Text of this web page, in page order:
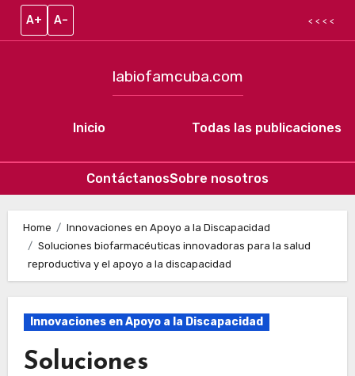
A+ A– < < < <
Inicio
labiofamcuba.com
Todas las publicaciones
ContáctanosSobre nosotros
Home
Innovaciones en Apoyo a la Discapacidad
Soluciones biofarmacéuticas innovadoras para la salud
reproductiva y el apoyo a la discapacidad
Innovaciones en Apoyo a la Discapacidad
Soluciones